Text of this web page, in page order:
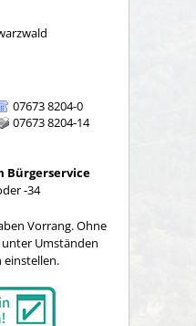
07673 8204-0
07673 8204-14
Bürgerservice
-34
Vorrang. Ohne
unter Umständen
einstellen.